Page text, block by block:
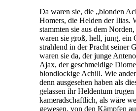
Da waren sie, die „blonden
Homers, die Helden der Ilias.
stammten sie aus dem
waren sie groß, hell, jung, ein
strahlend in der Pracht seiner
waren sie da, der junge
Ajax, der geschmeidige
blondlockige Achill. Wie
denn ausgesehen haben als
gelassen ihr Heldentum
kameradschaftlich, als wäre
gewesen, von den Kämpfen